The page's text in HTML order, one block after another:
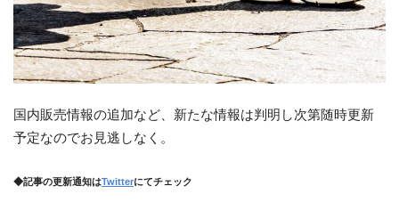
国内販売情報の追加など、新たな情報は判明し次第随時更新
予定なのでお見逃しなく。
◆記事の更新通知はTwitterにてチェック